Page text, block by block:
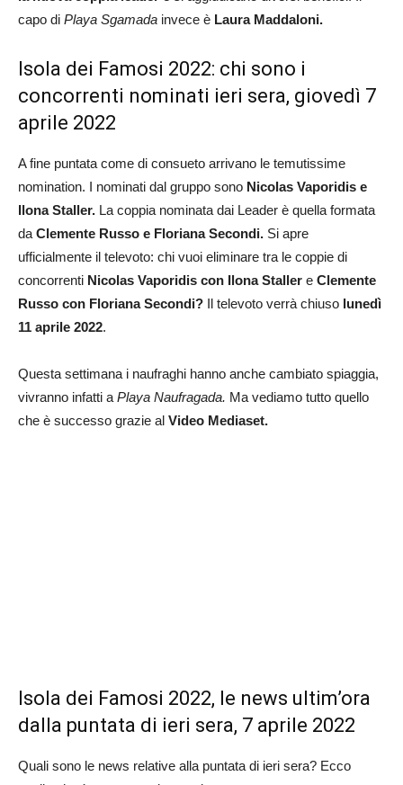
capo di Playa Sgamada invece è Laura Maddaloni.
Isola dei Famosi 2022: chi sono i
concorrenti nominati ieri sera, giovedì 7
aprile 2022
A fine puntata come di consueto arrivano le temutissime
nomination. I nominati dal gruppo sono Nicolas Vaporidis e
Ilona Staller. La coppia nominata dai Leader è quella formata
da Clemente Russo e Floriana Secondi. Si apre
ufficialmente il televoto: chi vuoi eliminare tra le coppie di
concorrenti Nicolas Vaporidis con Ilona Staller e Clemente
Russo con Floriana Secondi? Il televoto verrà chiuso lunedì
11 aprile 2022.
Questa settimana i naufraghi hanno anche cambiato spiaggia,
vivranno infatti a Playa Naufragada. Ma vediamo tutto quello
che è successo grazie al Video Mediaset.
Isola dei Famosi 2022, le news ultim’ora
dalla puntata di ieri sera, 7 aprile 2022
Quali sono le news relative alla puntata di ieri sera? Ecco